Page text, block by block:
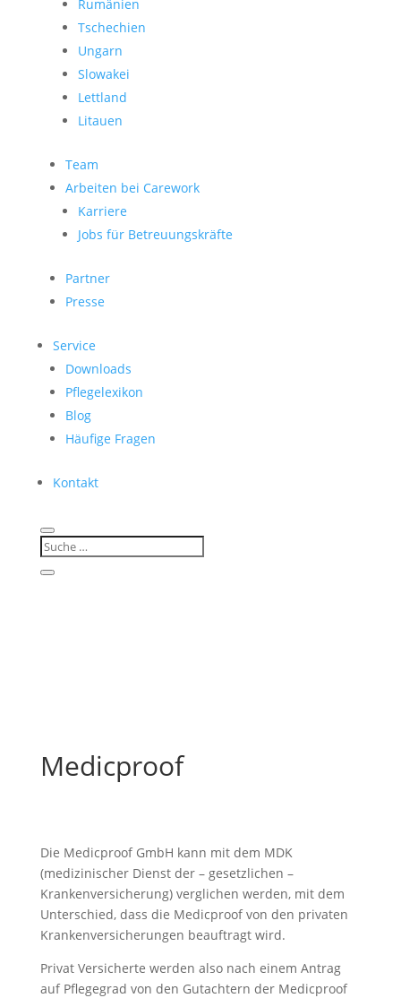
Rumänien
Tschechien
Ungarn
Slowakei
Lettland
Litauen
Team
Arbeiten bei Carework
Karriere
Jobs für Betreuungskräfte
Partner
Presse
Service
Downloads
Pflegelexikon
Blog
Häufige Fragen
Kontakt
Medicproof
Die Medicproof GmbH kann mit dem MDK
(medizinischer Dienst der – gesetzlichen –
Krankenversicherung) verglichen werden, mit dem
Unterschied, dass die Medicproof von den privaten
Krankenversicherungen beauftragt wird.
Privat Versicherte werden also nach einem Antrag
auf Pflegegrad von den Gutachtern der Medicproof